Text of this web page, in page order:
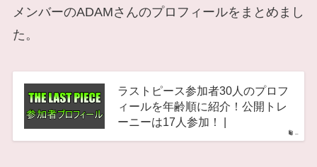
メンバーのADAMさんのプロフィールをまとめまし
た。
–
ラストピース参加者30人のプロフ
ィールを年齢順に紹介！公開トレ
ーニーは17人参加！ |